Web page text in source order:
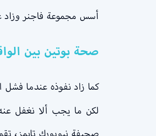
أسس مجموعة فاجنر وزاد
صحة بوتين بين الواقع والشائعات.. 12 محطة
كما زاد نفوذه عندما
لكن ما يجب ألا نغفل